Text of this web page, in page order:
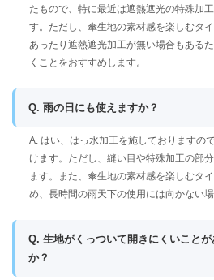
たもので、特に最近は遮熱遮光の特殊加
す。ただし、傘生地の素材感を楽しむタ
あったり遮熱遮光加工が無い場合もある
くことをおすすめします。
Q. 雨の日にも使えますか？
A. はい、はっ水加工を施しておりますの
けます。ただし、縫い目や特殊加工の部
ます。また、傘生地の素材感を楽しむタ
め、長時間の雨天下の使用には向かない場
Q. 生地がくっついて開きにくいこと
か？